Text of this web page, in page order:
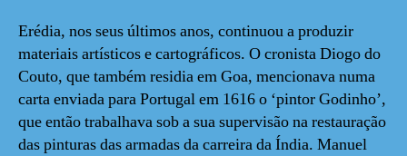
Erédia, nos seus últimos anos, continuou a produzir
materiais artísticos e cartográficos. O cronista Diogo do
Couto, que também residia em Goa, mencionava numa
carta enviada para Portugal em 1616 o ‘pintor Godinho’,
que então trabalhava sob a sua supervisão na restauração
das pinturas das armadas da carreira da Índia. Manuel